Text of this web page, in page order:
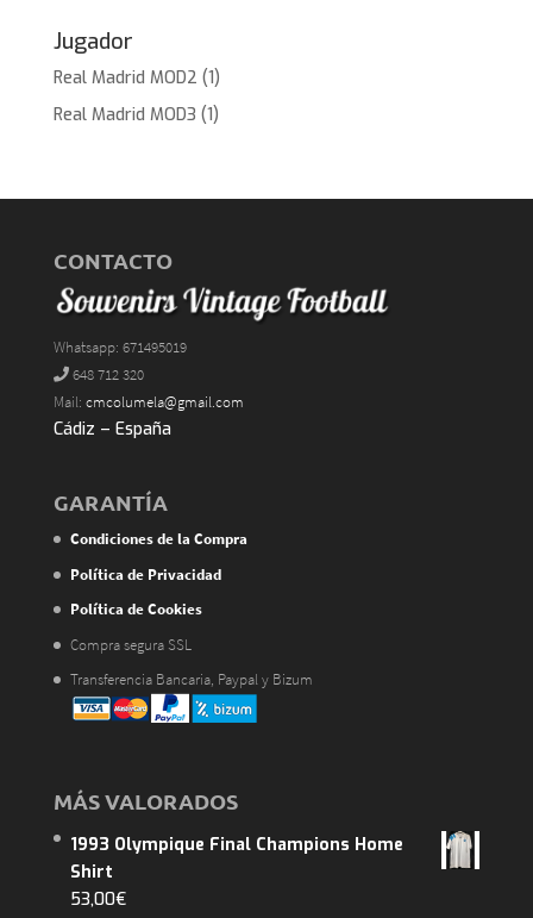
Jugador
Real Madrid MOD2 (1)
Real Madrid MOD3 (1)
CONTACTO
Whatsapp: 671495019
648 712 320
Mail: cmcolumela@gmail.com
Cádiz – España
GARANTÍA
Condiciones de la Compra
Política de Privacidad
Política de Cookies
Compra segura SSL
Transferencia Bancaria, Paypal y Bizum
MÁS VALORADOS
1993 Olympique Final Champions Home
Shirt
53,00€